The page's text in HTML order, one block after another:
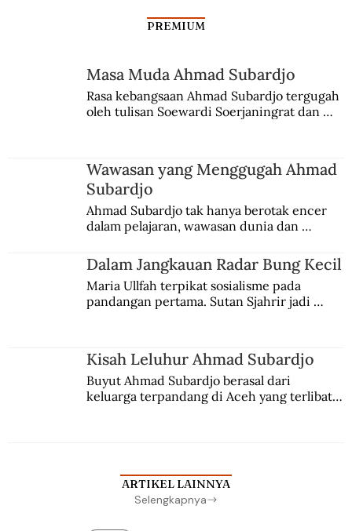
PREMIUM
Masa Muda Ahmad Subardjo
Rasa kebangsaan Ahmad Subardjo tergugah
oleh tulisan Soewardi Soerjaningrat dan
Wawasan yang Menggugah Ahmad
Subardjo
Ahmad Subardjo tak hanya berotak encer
dalam pelajaran, wawasan dunia dan
Jules Verne, Multatuli, hingga Sun Yat-sen.
Dalam Jangkauan Radar Bung Kecil
Maria Ullfah terpikat sosialisme pada
pandangan pertama. Sutan Sjahrir jadi
Kisah Leluhur Ahmad Subardjo
Buyut Ahmad Subardjo berasal dari
keluarga terpandang di Aceh yang terlibat
ARTIKEL LAINNYA
Selengkapnya